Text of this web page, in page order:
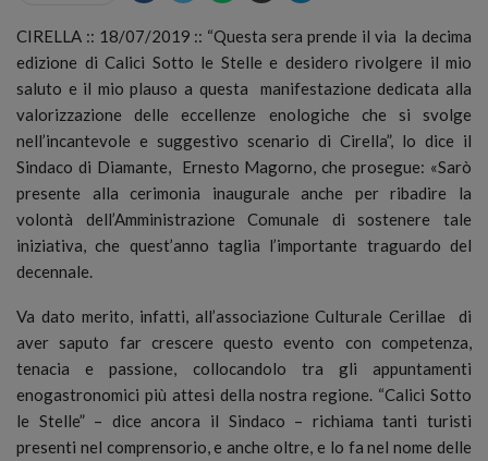
CIRELLA :: 18/07/2019 :: “Questa sera prende il via la decima
edizione di Calici Sotto le Stelle e desidero rivolgere il mio
saluto e il mio plauso a questa manifestazione dedicata alla
valorizzazione delle eccellenze enologiche che si svolge
nell’incantevole e suggestivo scenario di Cirella”, lo dice il
Sindaco di Diamante, Ernesto Magorno, che prosegue: «Sarò
presente alla cerimonia inaugurale anche per ribadire la
volontà dell’Amministrazione Comunale di sostenere tale
iniziativa, che quest’anno taglia l’importante traguardo del
decennale.
Va dato merito, infatti, all’associazione Culturale Cerillae di
aver saputo far crescere questo evento con competenza,
tenacia e passione, collocandolo tra gli appuntamenti
enogastronomici più attesi della nostra regione. “Calici Sotto
le Stelle” – dice ancora il Sindaco – richiama tanti turisti
presenti nel comprensorio, e anche oltre, e lo fa nel nome delle